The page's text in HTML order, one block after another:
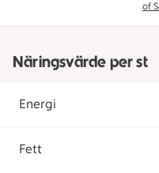
of
Näringsvärde per st
Energi
Fett